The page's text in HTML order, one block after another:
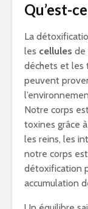
Qu’est-
La
les cellules de
déchets et les
peuvent
Notre corps
toxines grâce
les reins, les
notre corps
détoxification
accumulation